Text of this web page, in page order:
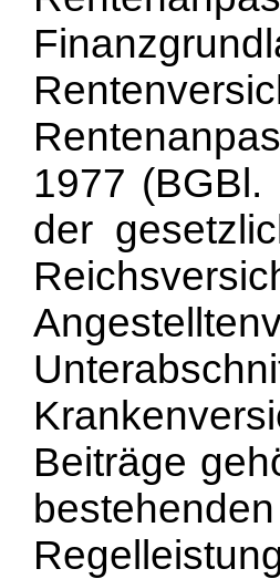
1977
der
Beiträge